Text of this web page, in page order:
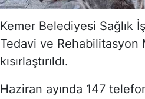
Kemer Belediyesi Sağlık
Tedavi ve Rehabilitasyon
kısırlaştırıldı.
Haziran ayında 147